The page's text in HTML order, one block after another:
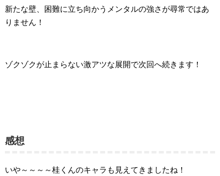
新たな壁、困難に立ち向かうメンタルの強さが尋常ではあ
りません！
ゾクゾクが止まらない激アツな展開で次回へ続きます！
感想
いや～～～～桂くんのキャラも見えてきましたね！